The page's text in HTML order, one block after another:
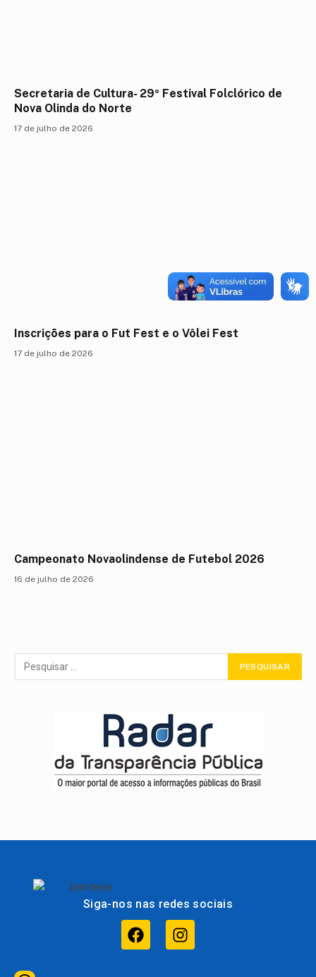
Secretaria de Cultura- 29º Festival Folclórico de
Nova Olinda do Norte
17 de julho de 2026
Inscrições para o Fut Fest e o Vôlei Fest
17 de julho de 2026
Campeonato Novaolindense de Futebol 2026
16 de julho de 2026
Siga-nos nas redes sociais